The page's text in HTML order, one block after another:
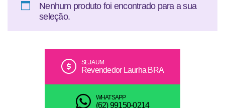
Nenhum produto foi encontrado para a sua
seleção.
SEJA UM
Revendedor Laurha BRA
WHATSAPP
(62) 99150-0214